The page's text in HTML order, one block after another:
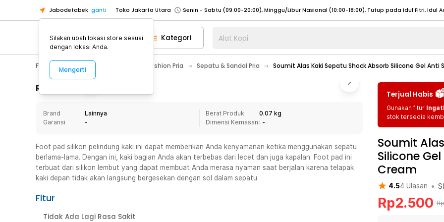
Jabodetabek ganti Toko Jakarta Utara
Toko Tangerang
Toko Cikupa
Pick n Go Jakarta Barat
Senin - Jumat (07:00 - 20:00), Sabtu - Minggu (08:00 - 20:00), Tutup pada Idul Fitri
Pick n Go Bekasi
Senin - Jumat (08:00 - 20:00), Sabtu - Minggu/ Libur Nasional (08:00 - 17:00) Selengkapnya
Senin - Jumat (08:00 - 20:00), Sabtu - Minggu/ Libur Nasional (08:00 - 17:00) Selengkapnya
Senin - Sabtu (09:00-20:00), Minggu/Libur Nasional (12:00-20:00), Tutup pada Idul Fitri
Senin - Sabtu (09:00-20:00), Minggu/Libur Nasional (12:00-20:00), Tutup pada Idul Fitri
Toko Tangerang
Toko Cikupa
Pick n Go Jakarta Barat
Senin - Jumat (07:00 - 20:00), Sabtu - Minggu (08:00 - 20:00), Tutup pada Idul Fitri
Senin - Jumat (08:00 - 20:00), Sabtu - Minggu/ Libur Nasional (08:00 - 17:00)
Selengkapnya
Senin - Jumat (08:00 - 20:00), Sabtu - Minggu/ Libur Nasional (08:00 - 17:00) Selengkapnya
Kategori Alat Kopi
Fashion, Make Up & Beauty Care Fashion Pria Sepatu & Sandal Pria Soumit Alas Kaki Sepatu Shock Absorb Silicone Gel Anti
Rincian Produk
Brand
Lainnya
Garansi
-
Berat Produk
0.07 kg
Dimensi Kemasan : -
Foot pad silikon pelindung kaki ini dapat memberikan Anda kenyamanan ketika menggunakan sepatu
berlama-lama. Dengan ini, kaki bagian Anda akan terbebas dari lecet dan juga kapalan. Foot pad ini
terbuat dari silikon lembut yang dapat membuat Anda merasa nyaman saat berjalan karena telapak
kaki depan tidak akan langsung bergesekan dengan sol dalam sepatu.
Fitur
Tidak Ada Lagi Rasa Sakit
Terjual Habis
Gunakan fitur
stok tersedia
Soumit
Silicone
Cream
4.54 Ulasan •
Rp2.500 Rp
Silakan ubah lokasi store sesuai
dengan lokasi Anda.
Mengerti